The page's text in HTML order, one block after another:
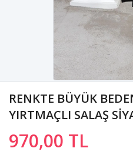
RENKTE BÜYÜK
YIRTMAÇLI SALAŞ
970,00 TL